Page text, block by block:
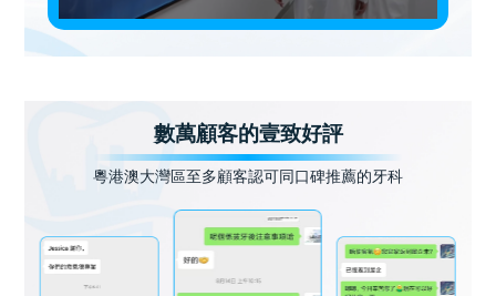
數萬顧客的壹致好評
粵港澳大灣區至多顧客認可同口碑推薦的牙科